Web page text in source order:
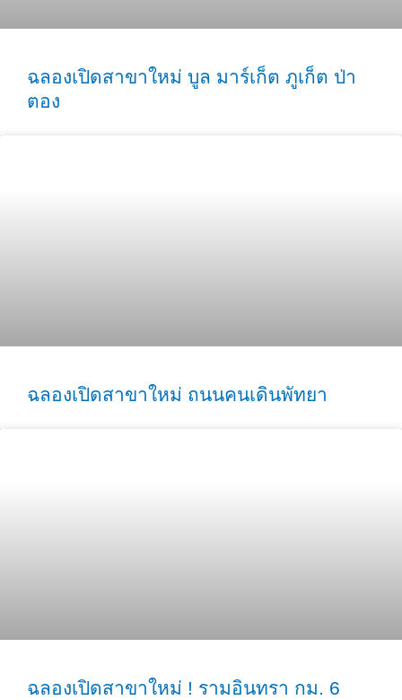
ฉลองเปิดสาขาใหม่ บูล มาร์เก็ต ภูเก็ต ป่า
ตอง
ฉลองเปิดสาขาใหม่ ถนนคนเดินพัทยา
ฉลองเปิดสาขาใหม่ ! รามอินทรา กม. 6